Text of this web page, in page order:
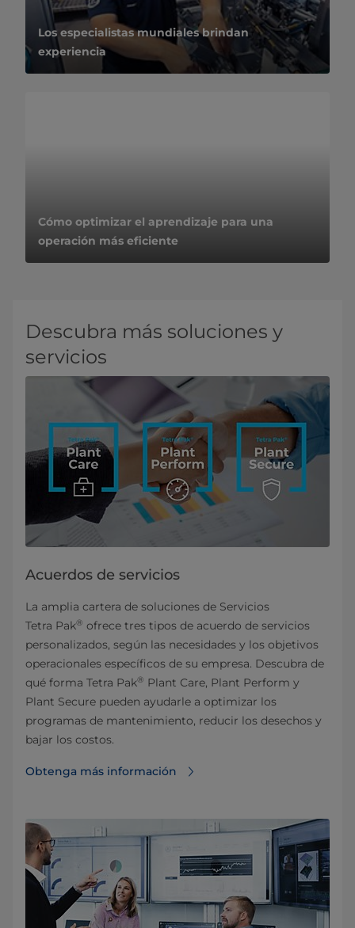
Los especialistas mundiales brindan
experiencia
Cómo optimizar el aprendizaje para una
operación más eficiente
Descubra más soluciones y
servicios
Acuerdos de servicios
La amplia cartera de soluciones de Servicios
Tetra Pak® ofrece tres tipos de acuerdo de servicios
personalizados, según las necesidades y los objetivos
operacionales específicos de su empresa. Descubra de
qué forma Tetra Pak® Plant Care, Plant Perform y
Plant Secure pueden ayudarle a optimizar los
programas de mantenimiento, reducir los desechos y
bajar los costos.
Obtenga más información